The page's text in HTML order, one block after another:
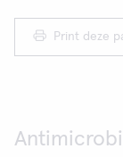
Print deze